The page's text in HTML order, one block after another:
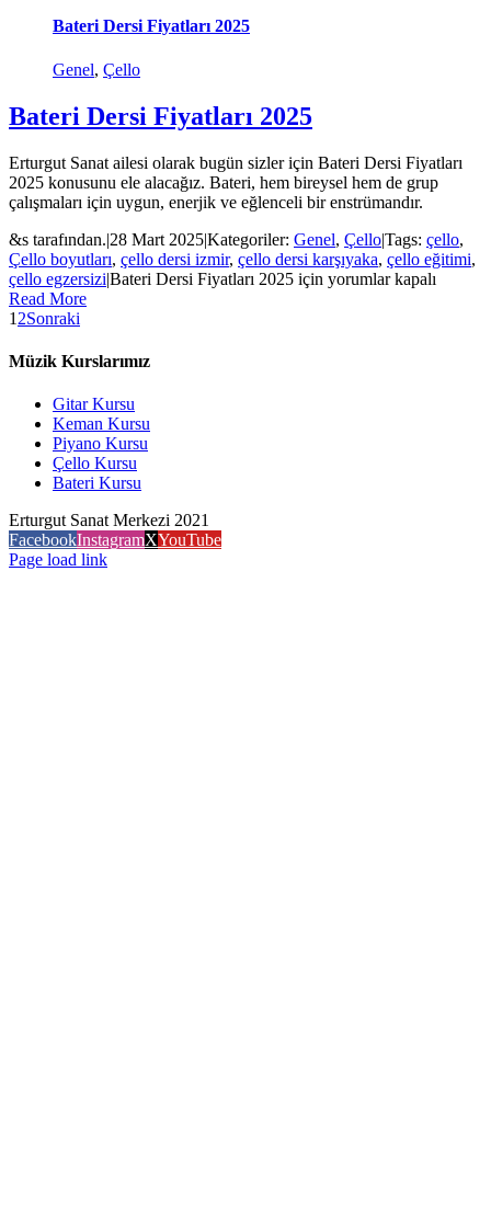
Bateri Dersi Fiyatları 2025
Genel, Çello
Bateri Dersi Fiyatları 2025
Erturgut Sanat ailesi olarak bugün sizler için Bateri Dersi Fiyatları
2025 konusunu ele alacağız. Bateri, hem bireysel hem de grup
çalışmaları için uygun, enerjik ve eğlenceli bir enstrümandır.
&s tarafından.|28 Mart 2025|Kategoriler: Genel, Çello|Tags: çello,
Çello boyutları, çello dersi izmir, çello dersi karşıyaka, çello eğitimi,
çello egzersizi|Bateri Dersi Fiyatları 2025 için yorumlar kapalı
Read More
1 2Sonraki
Müzik Kurslarımız
Gitar Kursu
Keman Kursu
Piyano Kursu
Çello Kursu
Bateri Kursu
Erturgut Sanat Merkezi 2021
FacebookInstagramXYouTube
Page load link